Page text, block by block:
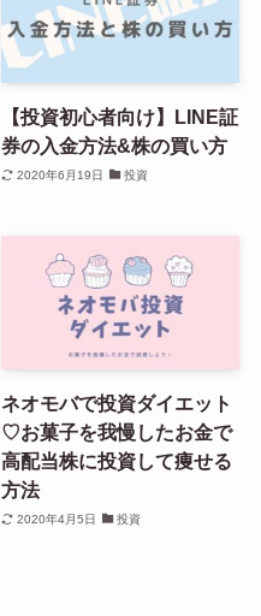
【投資初心者向け】LINE証
券の入金方法&株の買い方
2020年6月19日 投資
ネオモバで投資ダイエット
♡お菓子を我慢したお金で
高配当株に投資して痩せる
方法
2020年4月5日 投資